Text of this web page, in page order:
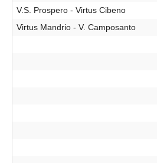
V.S. Prospero - Virtus Cibeno
Virtus Mandrio - V. Camposanto